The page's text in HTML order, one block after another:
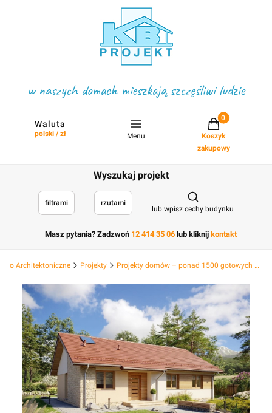
w naszych domach mieszkają szczęśliwi ludzie
Waluta
polski / zł Menu
Projekty w
Koszyk
zakupowy
Wyszukaj projekt
filtrami rzutami
Otwórz
lub wpisz cechy budynku
Masz pytania? Zadzwoń 12 414 35 06 lub kliknij kontakt
Architektoniczne Projekty Projekty domów – ponad 1500 gotowych projektów